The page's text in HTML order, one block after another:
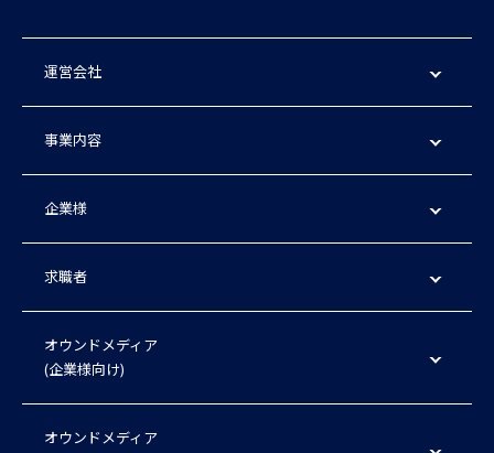
運営会社
事業内容
企業様
求職者
オウンドメディア
(企業様向け)
オウンドメディア